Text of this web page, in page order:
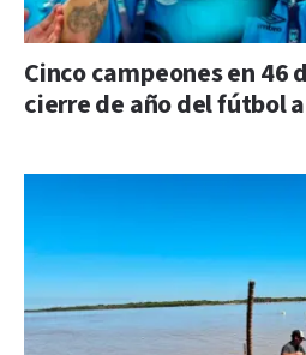
Cinco campeones en 46
cierre de año del fútbol